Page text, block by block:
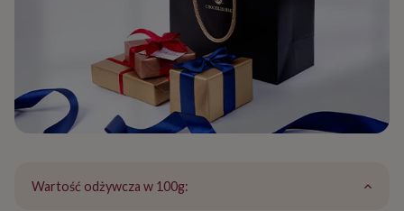
Wartość odżywcza w 100g: